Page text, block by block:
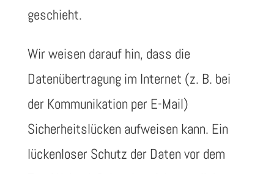
geschieht.
Wir weisen darauf hin, dass die
Datenübertragung im Internet (z. B. bei
der Kommunikation per E-Mail)
Sicherheitslücken aufweisen kann. Ein
lückenloser Schutz der Daten vor dem